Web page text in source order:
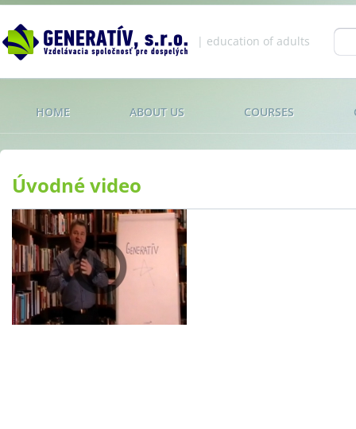
Jump to navigation
| education of adults
Úvodné video
HOME ABOUT US COURSES